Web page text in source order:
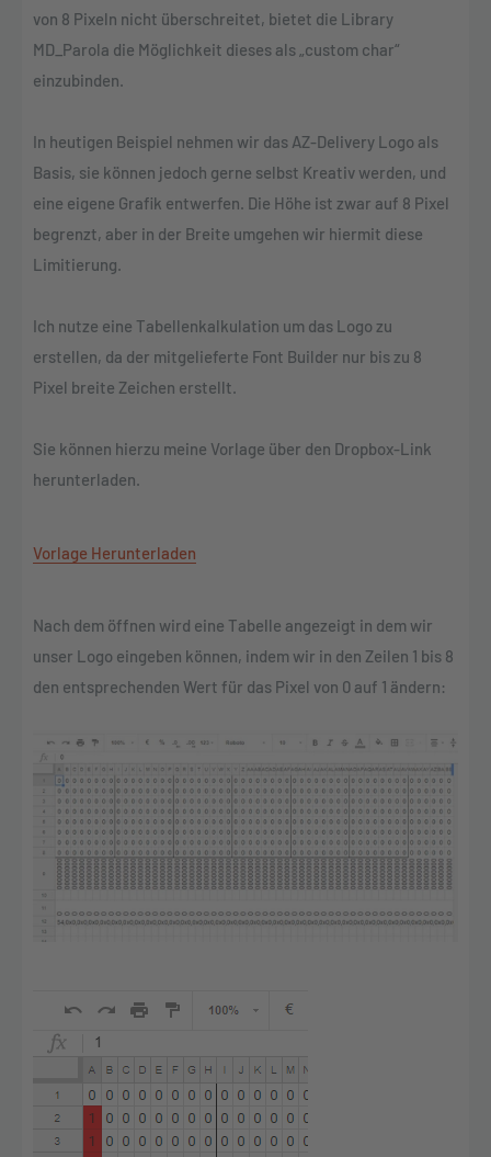
von 8 Pixeln nicht überschreitet, bietet die Library
MD_Parola die Möglichkeit dieses als „custom char“
einzubinden.
In heutigen Beispiel nehmen wir das AZ-Delivery Logo als
Basis, sie können jedoch gerne selbst Kreativ werden, und
eine eigene Grafik entwerfen. Die Höhe ist zwar auf 8 Pixel
begrenzt, aber in der Breite umgehen wir hiermit diese
Limitierung.
Ich nutze eine Tabellenkalkulation um das Logo zu
erstellen, da der mitgelieferte Font Builder nur bis zu 8
Pixel breite Zeichen erstellt.
Sie können hierzu meine Vorlage über den Dropbox-Link
herunterladen.
Vorlage Herunterladen
Nach dem öffnen wird eine Tabelle angezeigt in dem wir
unser Logo eingeben können, indem wir in den Zeilen 1 bis 8
den entsprechenden Wert für das Pixel von 0 auf 1 ändern: